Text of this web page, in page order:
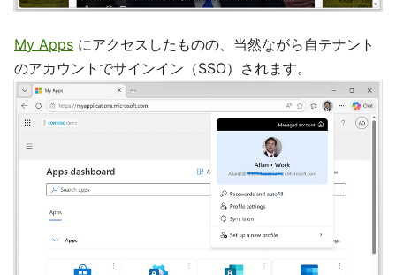
My Apps にアクセスしたものの、当然ながら自テナント
のアカウントでサインイン（SSO）されます。